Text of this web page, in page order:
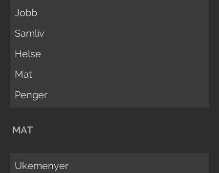
Jobb
Samliv
Helse
Mat
Penger
MAT
Ukemenyer